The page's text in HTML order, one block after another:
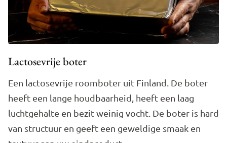
Lactosevrije boter
Een lactosevrije roomboter uit Finland. De boter
heeft een lange houdbaarheid, heeft een laag
luchtgehalte en bezit weinig vocht. De boter is hard
van structuur en geeft een geweldige smaak en